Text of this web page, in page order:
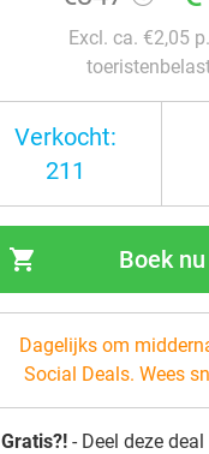
Excl. ca. €2,05
Verkocht:
211
shopping_cart Boek nu
Dagelijks om
Social Deals. Wees
Gratis?! - Deel deze